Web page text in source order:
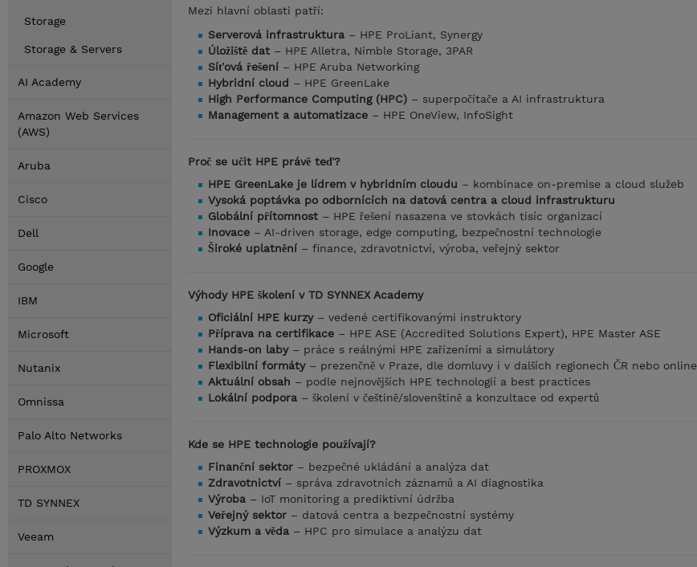
Storage
Storage & Servers
AI Academy
Amazon Web Services
(AWS)
Aruba
Cisco
Dell
Google
IBM
Microsoft
Nutanix
Omnissa
Palo Alto Networks
PROXMOX
TD SYNNEX
Veeam
Mezi hlavní oblasti patří:
Serverová infrastruktura – HPE ProLiant, Synergy
Úložiště dat – HPE Alletra, Nimble Storage, 3PAR
Síťová řešení – HPE Aruba Networking
Hybridní cloud – HPE GreenLake
High Performance Computing (HPC) – superpočítače a AI infrastruktura
Management a automatizace – HPE OneView, InfoSight
Proč se učit HPE právě teď?
HPE GreenLake je lídrem v hybridním cloudu – kombinace on-premise a cloud služeb
Vysoká poptávka po odbornících na datová centra a cloud infrastrukturu
Globální přítomnost – HPE řešení nasazena ve stovkách tisíc organizací
Inovace – AI-driven storage, edge computing, bezpečnostní technologie
Široké uplatnění – finance, zdravotnictví, výroba, veřejný sektor
Výhody HPE školení v TD SYNNEX Academy
Oficiální HPE kurzy– vedené certifikovanými instruktory
Příprava na certifikace – HPE ASE (Accredited Solutions Expert), HPE Master ASE
Hands-on laby– práce s reálnými HPE zařízeními a simulátory
Flexibilní formáty– prezenčně v Praze, dle domluvy i v dalších regionech ČR nebo online
Aktuální obsah – podle nejnovějších HPE technologií a best practices
Lokální podpora – školení v češtině/slovenštině a konzultace od expertů
Kde se HPE technologie používají?
Finanční sektor – bezpečné ukládání a analýza dat
Zdravotnictví – správa zdravotních záznamů a AI diagnostika
Výroba – IoT monitoring a prediktivní údržba
Veřejný sektor – datová centra a bezpečnostní systémy
Výzkum a věda – HPC pro simulace a analýzu dat